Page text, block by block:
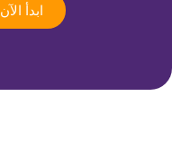
ابدأ الآن